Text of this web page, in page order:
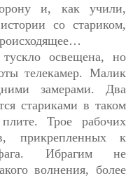
и, как учили,
со стариком,
освещена, но
телекамер. Малик
замерами. Два
стариками в таком
Трое рабочих
прикрепленных к
Ибрагим не
волнения, более